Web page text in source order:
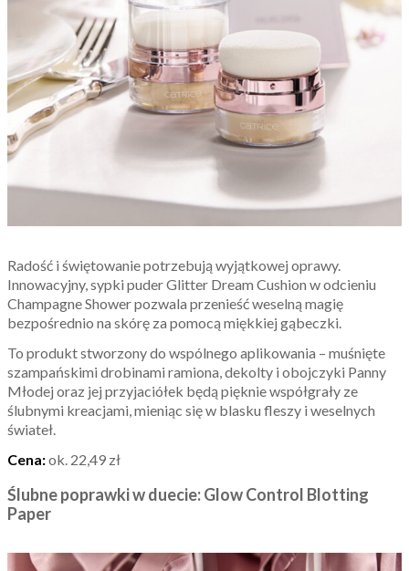
Radość i świętowanie potrzebują wyjątkowej oprawy.
Innowacyjny, sypki puder Glitter Dream Cushion w odcieniu
Champagne Shower pozwala przenieść weselną magię
bezpośrednio na skórę za pomocą miękkiej gąbeczki.
To produkt stworzony do wspólnego aplikowania – muśnięte
szampańskimi drobinami ramiona, dekolty i obojczyki Panny
Młodej oraz jej przyjaciółek będą pięknie współgrały ze
ślubnymi kreacjami, mieniąc się w blasku fleszy i weselnych
świateł.
Cena:ok. 22,49 zł
Ślubne poprawki w duecie: Glow Control Blotting
Paper